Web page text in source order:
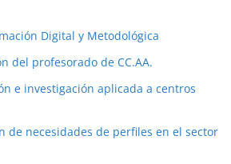
Digital y Metodológica
del profesorado de CC.AA.
e investigación aplicada a centros
de necesidades de perfiles en el sector